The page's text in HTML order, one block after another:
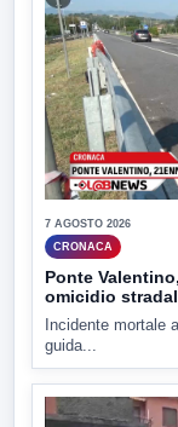
7 AGOSTO 2026
CRONACA
Ponte
omicidio
Incidente mortale
guida...